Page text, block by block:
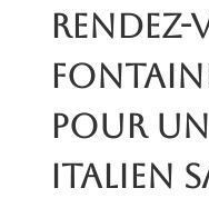
pour un
italien